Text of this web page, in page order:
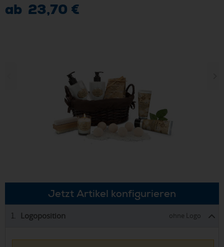
ab 23,70 €
Jetzt Artikel konfigurieren
1. Logoposition ohne Logo